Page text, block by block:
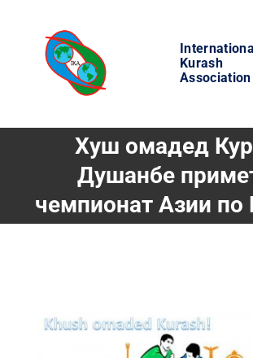
content
International
Kurash
Association
МИР КУРАША
Хуш омадед
Душанбе
чемпионат Азии по